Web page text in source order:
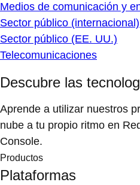
Medios de comunicación y
Sector público (internacional)
Sector público (EE. UU.)
Telecomunicaciones
Descubre las
Aprende a utilizar nuestros
nube a tu propio ritmo en
Console.
Productos
Plataformas